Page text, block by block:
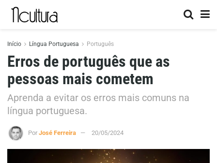
Início Língua Portuguesa Português
Erros de português que as
pessoas mais cometem
Aprenda a evitar os erros mais comuns na
língua portuguesa.
Por José Ferreira 20/05/2024